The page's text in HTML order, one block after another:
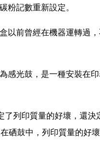
粉記數重新設定。
以前曾經在機器運轉過
感光鼓，是一種安裝在
列印質量的好壞，還
硒鼓中，列印質量的好